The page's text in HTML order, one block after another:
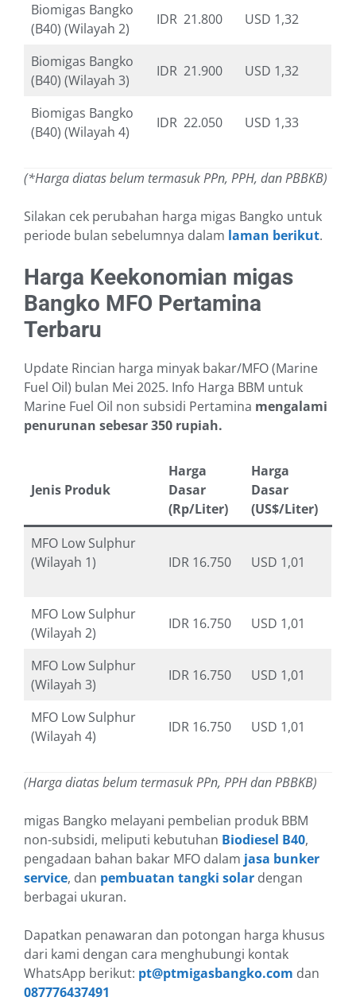
Biomigas Bangko
(B40) (Wilayah 2)
IDR 21.800 USD 1,32
Biomigas Bangko
(B40) (Wilayah 3)
IDR 21.900 USD 1,32
Biomigas Bangko
(B40) (Wilayah 4)
IDR 22.050 USD 1,33
(*Harga diatas belum termasuk PPn, PPH, dan PBBKB)
Silakan cek perubahan harga migas Bangko untuk
periode bulan sebelumnya dalam laman berikut.
Harga Keekonomian migas
Bangko MFO Pertamina
Terbaru
Update Rincian harga minyak bakar/MFO (Marine
Fuel Oil) bulan Mei 2025. Info Harga BBM untuk
Marine Fuel Oil non subsidi Pertamina mengalami
penurunan sebesar 350 rupiah.
Jenis Produk
Harga
Dasar
(Rp/Liter)
Harga
Dasar
(US$/Liter)
MFO Low Sulphur
(Wilayah 1)
IDR 16.750 USD 1,01
MFO Low Sulphur
(Wilayah 2)
IDR 16.750 USD 1,01
MFO Low Sulphur
(Wilayah 3)
IDR 16.750 USD 1,01
MFO Low Sulphur
(Wilayah 4)
IDR 16.750 USD 1,01
(Harga diatas belum termasuk PPn, PPH dan PBBKB)
migas Bangko melayani pembelian produk BBM
non-subsidi, meliputi kebutuhan Biodiesel B40,
pengadaan bahan bakar MFO dalam jasa bunker
service, dan pembuatan tangki solar dengan
berbagai ukuran.
Dapatkan penawaran dan potongan harga khusus
dari kami dengan cara menghubungi kontak
WhatsApp berikut: pt@ptmigasbangko.com dan
087776437491